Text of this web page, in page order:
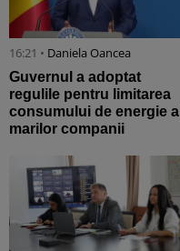
16:21 • Daniela Oancea
Guvernul a adoptat
regulile pentru limitarea
consumului de energie al
marilor companii